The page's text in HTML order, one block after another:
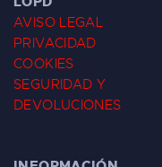
AVISO LEGAL
PRIVACIDAD
COOKIES
SEGURIDAD Y
DEVOLUCIONES